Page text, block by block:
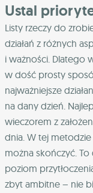
Ustal
Listy rzeczy do
działań z różnych
i ważności. Dlatego
w dość prosty
najważniejsze
na dany dzień.
wieczorem z
dnia. W tej
można skończyć.
poziom
zbyt ambitne – nie